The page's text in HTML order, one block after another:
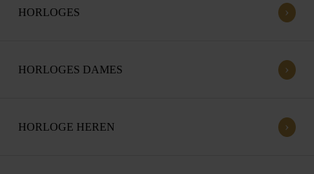
HORLOGES ›
HORLOGES DAMES ›
HORLOGE HEREN ›